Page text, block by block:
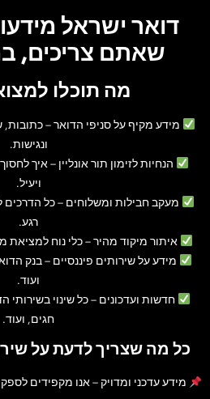
דואר ישראל
שאתם צריכים,
מה תוכלו
מידע מקיף על סניפי הדואר– כתובות,
ונגישות.
הנחיות לזימון תור אונליין – איך
ויעיל.
מעקב חבילות ומשלוחים – כל הדרכים
רגע.
איתור מיקוד מהיר– כלי נוח למציאת
מידע על שירותים פיננסיים – בנק
ועוד.
חדשות ועדכונים – כל שינוי
חגים, ועוד.
כל מה שצריך לדעת על
מידע עדכני ומדויק– אנו מקפידים לספק